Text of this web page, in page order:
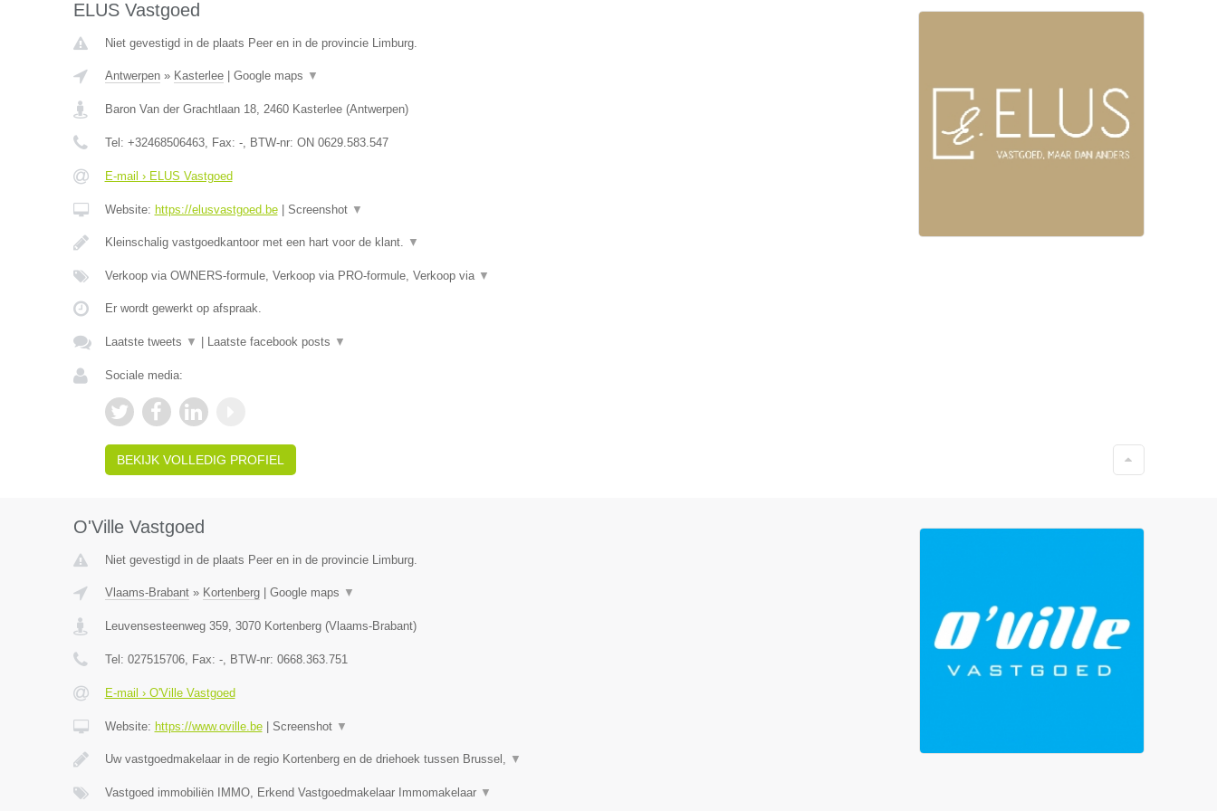
ELUS Vastgoed
Niet gevestigd in de plaats Peer en in de provincie Limburg.
Antwerpen» Kasterlee| Google maps ▼
Baron Van der Grachtlaan 18, 2460 Kasterlee(Antwerpen)
Tel: +32468506463, Fax: -, BTW-nr: ON 0629.583.547
E-mail › ELUS Vastgoed
Website: https://elusvastgoed.be| Screenshot ▼
Kleinschalig vastgoedkantoor met een hart voor de klant. ▼
Verkoop via OWNERS-formule, Verkoop via PRO-formule, Verkoop via ▼
Er wordt gewerkt op afspraak.
Laatste tweets ▼ Laatste facebook posts ▼
Sociale media:
BEKIJK VOLLEDIG PROFIEL
O'Ville Vastgoed
Niet gevestigd in de plaats Peer en in de provincie Limburg.
Vlaams-Brabant» Kortenberg| Google maps ▼
Leuvensesteenweg 359, 3070 Kortenberg(Vlaams-Brabant)
Tel: 027515706, Fax: -, BTW-nr: 0668.363.751
E-mail › O'Ville Vastgoed
Website: https://www.oville.be| Screenshot ▼
Uw vastgoedmakelaar in de regio Kortenberg en de driehoek tussen Brussel, ▼
Vastgoed immobiliën IMMO, Erkend Vastgoedmakelaar Immomakelaar ▼